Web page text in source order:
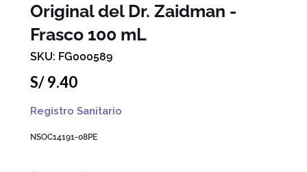
Original del Dr. Zaidman -
Frasco 100 mL
FG000589
S/9.40
Registro Sanitario
NSOC14191-08PE